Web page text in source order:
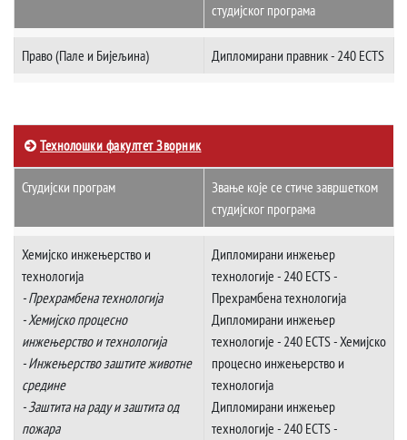
студијског програма
Право (Пале и Бијељина) Дипломирани правник - 240 ECTS
Технолошки факултет Зворник
Студијски програм
Звање које се стиче завршетком
студијског програма
Хемијско инжењерство и
технологија
- Прехрамбена технологија
- Хемијско процесно
инжењерство и технологија
- Инжењерство заштите животне
средине
- Заштита на раду и заштита од
пожара
Дипломирани инжењер
технологије - 240 ECTS -
Прехрамбена технологија
Дипломирани инжењер
технологије - 240 ECTS - Хемијско
процесно инжењерство и
технологија
Дипломирани инжењер
технологије - 240 ECTS -